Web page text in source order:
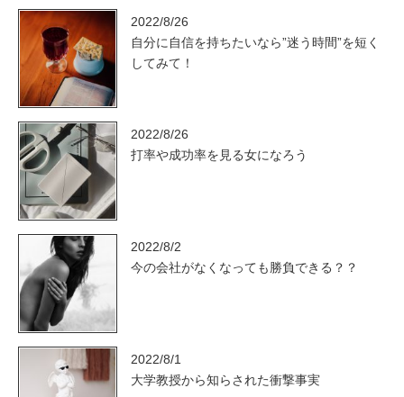
2022/8/26
自分に自信を持ちたいなら”迷う時間”を短く
してみて！
2022/8/26
打率や成功率を見る女になろう
2022/8/2
今の会社がなくなっても勝負できる？？
2022/8/1
大学教授から知らされた衝撃事実